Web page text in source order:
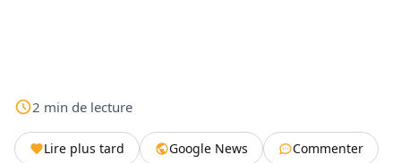
2 min de lecture
Lire plus tard Google News
Commenter